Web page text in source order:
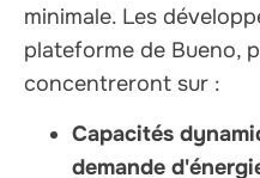
minimale. Les
plateforme de Bueno,
concentreront sur :
Capacités
demande